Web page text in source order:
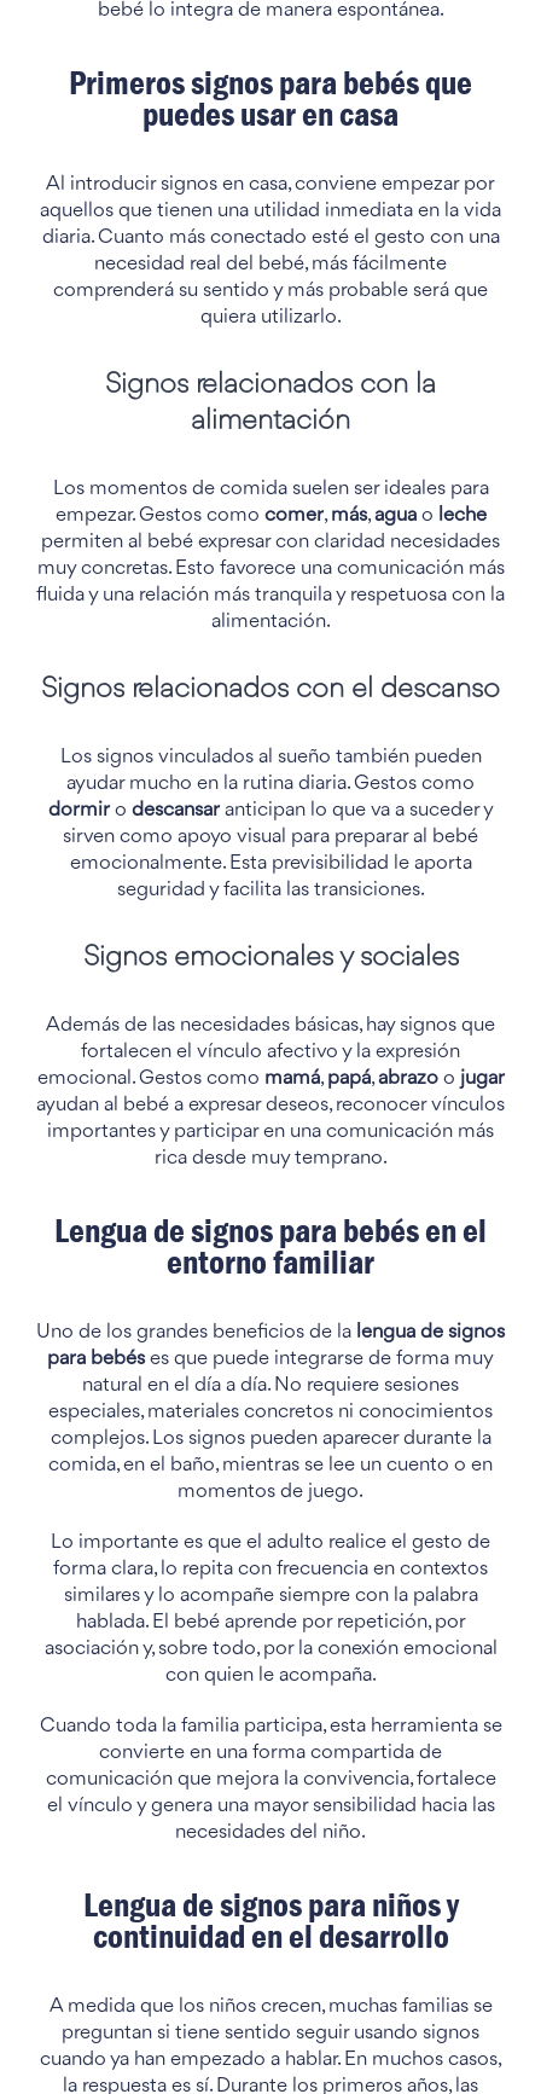
bebé lo integra de manera espontánea.
Primeros signos para bebés que
puedes usar en casa
Al introducir signos en casa, conviene empezar por
aquellos que tienen una utilidad inmediata en la vida
diaria. Cuanto más conectado esté el gesto con una
necesidad real del bebé, más fácilmente
comprenderá su sentido y más probable será que
quiera utilizarlo.
Signos relacionados con la
alimentación
Los momentos de comida suelen ser ideales para
empezar. Gestos como comer,más,aguao leche
permiten al bebé expresar con claridad necesidades
muy concretas. Esto favorece una comunicación más
fluida y una relación más tranquila y respetuosa con la
alimentación.
Signos relacionados con el descanso
Los signos vinculados al sueño también pueden
ayudar mucho en la rutina diaria. Gestos como
dormiro descansaranticipan lo que va a suceder y
sirven como apoyo visual para preparar al bebé
emocionalmente. Esta previsibilidad le aporta
seguridad y facilita las transiciones.
Signos emocionales y sociales
Además de las necesidades básicas, hay signos que
fortalecen el vínculo afectivo y la expresión
emocional. Gestos como mamá,papá,abrazoo jugar
ayudan al bebé a expresar deseos, reconocer vínculos
importantes y participar en una comunicación más
rica desde muy temprano.
Lengua de signos para bebés en el
entorno familiar
Uno de los grandes beneficios de la lengua de signos
para bebéses que puede integrarse de forma muy
natural en el día a día. No requiere sesiones
especiales, materiales concretos ni conocimientos
complejos. Los signos pueden aparecer durante la
comida, en el baño, mientras se lee un cuento o en
momentos de juego.
Lo importante es que el adulto realice el gesto de
forma clara, lo repita con frecuencia en contextos
similares y lo acompañe siempre con la palabra
hablada. El bebé aprende por repetición, por
asociación y, sobre todo, por la conexión emocional
con quien le acompaña.
Cuando toda la familia participa, esta herramienta se
convierte en una forma compartida de
comunicación que mejora la convivencia, fortalece
el vínculo y genera una mayor sensibilidad hacia las
necesidades del niño.
Lengua de signos para niños y
continuidad en el desarrollo
A medida que los niños crecen, muchas familias se
preguntan si tiene sentido seguir usando signos
cuando ya han empezado a hablar. En muchos casos,
la respuesta es sí. Durante los primeros años, las